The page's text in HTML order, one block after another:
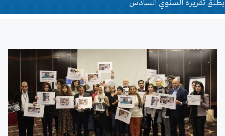
يطلق تقريره السنوي السادس